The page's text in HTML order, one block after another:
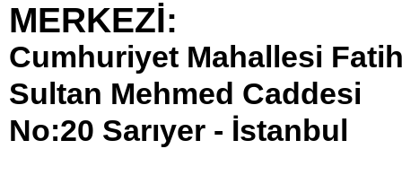
MERKEZİ:
Cumhuriyet Mahallesi
Sultan Mehmed Caddesi
No:20 Sarıyer - İstanbul